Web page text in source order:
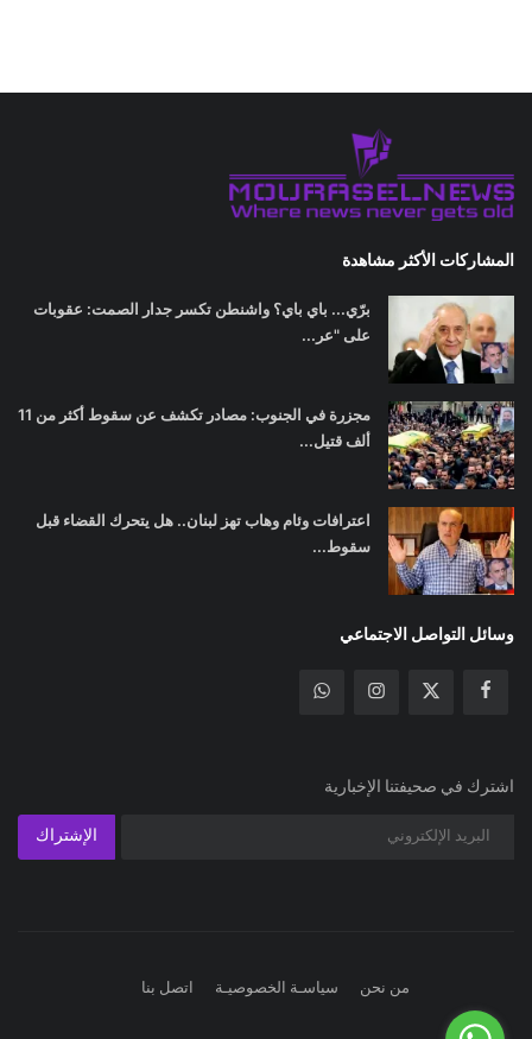
المشاركات الأكثر مشاهدة
برّي... باي باي؟ واشنطن تكسر جدار الصمت: عقوبات
على "عر...
مجزرة في الجنوب: مصادر تكشف عن سقوط أكثر من 11
ألف قتيل...
اعترافات وئام وهاب تهز لبنان.. هل يتحرك القضاء قبل
سقوط...
وسائل التواصل الاجتماعي
اشترك في صحيفتنا الإخبارية
الإشتراك
من نحن سياسـة الخصوصيـة اتصل بنا